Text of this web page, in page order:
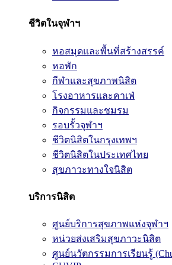
ชีวิตในจุฬาฯ
หอสมุดและพื้นที่สร้างสรรค์
หอพัก
กีฬาและสุขภาพนิสิต
โรงอาหารและคาเฟ่
กิจกรรมและชมรม
รอบรั้วจุฬาฯ
ชีวิตนิสิตในกรุงเทพฯ
ชีวิตนิสิตในประเทศไทย
สุขภาวะทางใจนิสิต
บริการนิสิต
ศูนย์บริการสุขภาพแห่งจุฬาฯ
หน่วยส่งเสริมสุขภาวะนิสิต
ศูนย์นวัตกรรมการเรียนรู้